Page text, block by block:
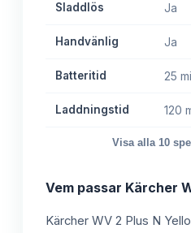
Sladdlös Ja
Handvänlig Ja
Batteritid 25
Laddningstid 120
Visa alla 10
Vem passar Kärcher
Kärcher WV 2 Plus N